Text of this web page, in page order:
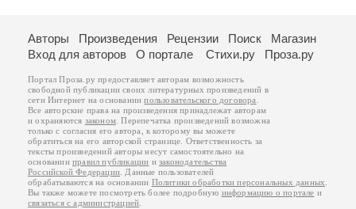
Авторы Произведения Рецензии Поиск
Магазин
Вход для авторов
О портале Стихи.ру Проза.ру
Портал Проза.ру предоставляет авторам возможность
свободной публикации своих литературных произведений в
сети Интернет на основаниипользовательского договора.
Все авторские права на произведения принадлежат авторам
и охраняются законом. Перепечатка произведений возможна
только с согласия его автора, к которому вы можете
обратиться на его авторской странице. Ответственность за
тексты произведений авторы несут самостоятельно на
основанииправил публикации изаконодательства
Российской Федерации. Данные пользователей
обрабатываются на основании Политики обработки персональных данных.
Вы также можете посмотреть более подробную информацию о портале и
связаться с администрацией.